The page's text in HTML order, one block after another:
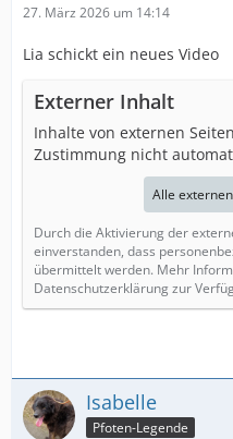
27. März 2026 um 14:14
Lia schickt ein neues Video
Externer Inhalt
Inhalte von externen
Zustimmung nicht
Alle
Durch die Aktivierung der
einverstanden, dass
übermittelt werden. Mehr
Datenschutzerklärung zur
Isabelle
Pfoten-Legende